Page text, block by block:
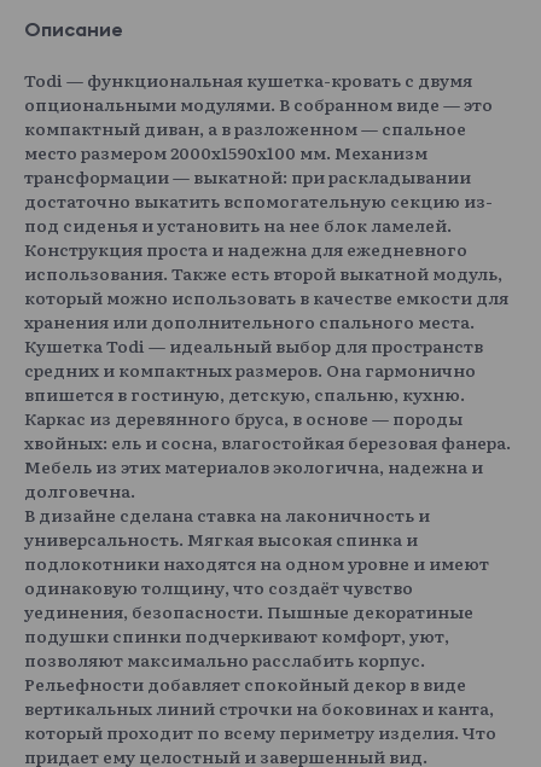
Описание
Todi — функциональная кушетка-кровать с двумя
опциональными модулями. В собранном виде — это
компактный диван, а в разложенном — спальное
место размером 2000х1590х100 мм. Механизм
трансформации — выкатной: при раскладывании
достаточно выкатить вспомогательную секцию из-
под сиденья и установить на нее блок ламелей.
Конструкция проста и надежна для ежедневного
использования. Также есть второй выкатной модуль,
который можно использовать в качестве емкости для
хранения или дополнительного спального места.
Кушетка Todi — идеальный выбор для пространств
средних и компактных размеров. Она гармонично
впишется в гостиную, детскую, спальню, кухню.
Каркас из деревянного бруса, в основе — породы
хвойных: ель и сосна, влагостойкая березовая фанера.
Мебель из этих материалов экологична, надежна и
долговечна.
В дизайне сделана ставка на лаконичность и
универсальность. Мягкая высокая спинка и
подлокотники находятся на одном уровне и имеют
одинаковую толщину, что создаёт чувство
уединения, безопасности. Пышные декоратиные
подушки спинки подчеркивают комфорт, уют,
позволяют максимально расслабить корпус.
Рельефности добавляет спокойный декор в виде
вертикальных линий строчки на боковинах и канта,
который проходит по всему периметру изделия. Что
придает ему целостный и завершенный вид.